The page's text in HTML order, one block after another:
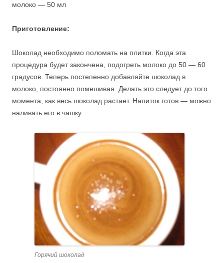
молоко — 50 мл
Приготовление:
Шоколад необходимо поломать на плитки. Когда эта
процедура будет закончена, подогреть молоко до 50 — 60
градусов. Теперь постепенно добавляйте шоколад в
молоко, постоянно помешивая. Делать это следует до того
момента, как весь шоколад растает. Напиток готов — можно
наливать его в чашку.
Горячий шоколад